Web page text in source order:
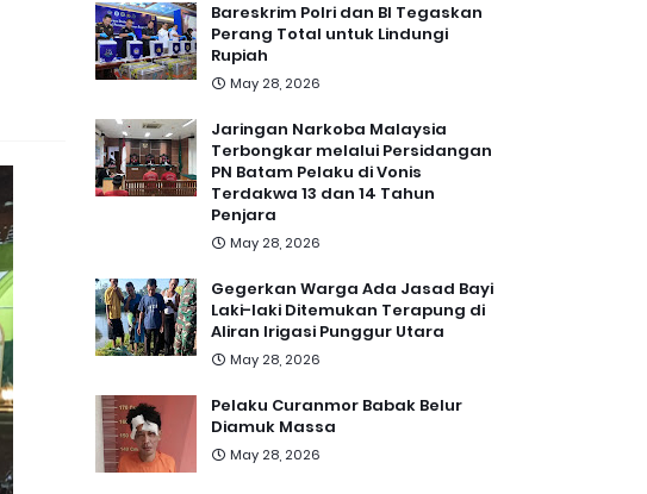
Bareskrim Polri dan BI Tegaskan
Perang Total untuk Lindungi
Rupiah
May 28, 2026
Jaringan Narkoba Malaysia
Terbongkar melalui Persidangan
PN Batam Pelaku di Vonis
Terdakwa 13 dan 14 Tahun
Penjara
May 28, 2026
Gegerkan Warga Ada Jasad Bayi
Laki-laki Ditemukan Terapung di
Aliran Irigasi Punggur Utara
May 28, 2026
Pelaku Curanmor Babak Belur
Diamuk Massa
May 28, 2026